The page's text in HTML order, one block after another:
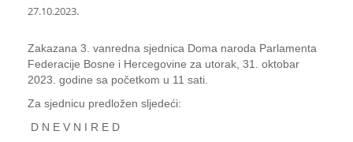
27.10.2023.
Zakazana 3. vanredna sjednica Doma naroda Parlamenta
Federacije Bosne i Hercegovine za utorak, 31. oktobar
2023. godine sa početkom u 11 sati.
Za sjednicu predložen sljedeći:
D N E V N I R E D